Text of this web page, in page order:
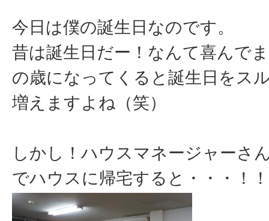
今日は僕の誕生日なのです。
昔は誕生日だー！なんて喜んで
の歳になってくると誕生日をス
増えますよね（笑）
しかし！ハウスマネージャーさ
でハウスに帰宅すると・・・！！